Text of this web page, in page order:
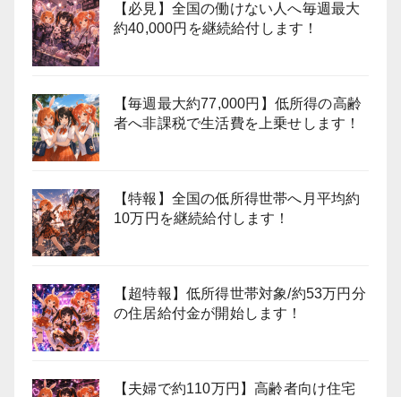
【必見】全国の働けない人へ毎週最大
約40,000円を継続給付します！
【毎週最大約77,000円】低所得の高齢
者へ非課税で生活費を上乗せします！
【特報】全国の低所得世帯へ月平均約
10万円を継続給付します！
【超特報】低所得世帯対象/約53万円分
の住居給付金が開始します！
【夫婦で約110万円】高齢者向け住宅